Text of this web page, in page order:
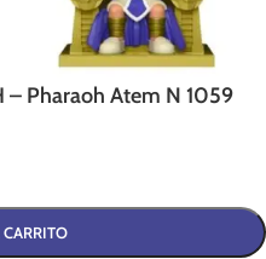
– Pharaoh Atem N 1059